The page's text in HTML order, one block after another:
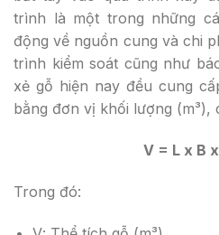
trình là một trong những
động về nguồn cung và chi
trình kiểm soát cũng như
xẻ gỗ hiện nay đều cung
bằng đơn vị khối lượng (m³),
V = L x B
Trong đó: